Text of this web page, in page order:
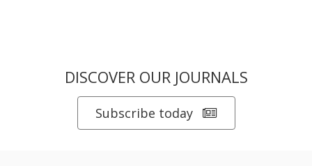
DISCOVER OUR JOURNALS
Subscribe today